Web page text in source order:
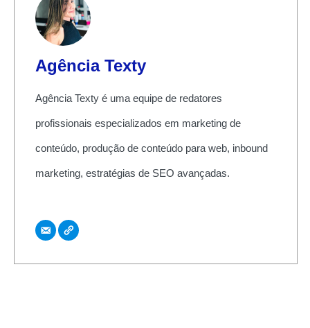
Agência Texty
Agência Texty é uma equipe de redatores
profissionais especializados em marketing de
conteúdo, produção de conteúdo para web, inbound
marketing, estratégias de SEO avançadas.